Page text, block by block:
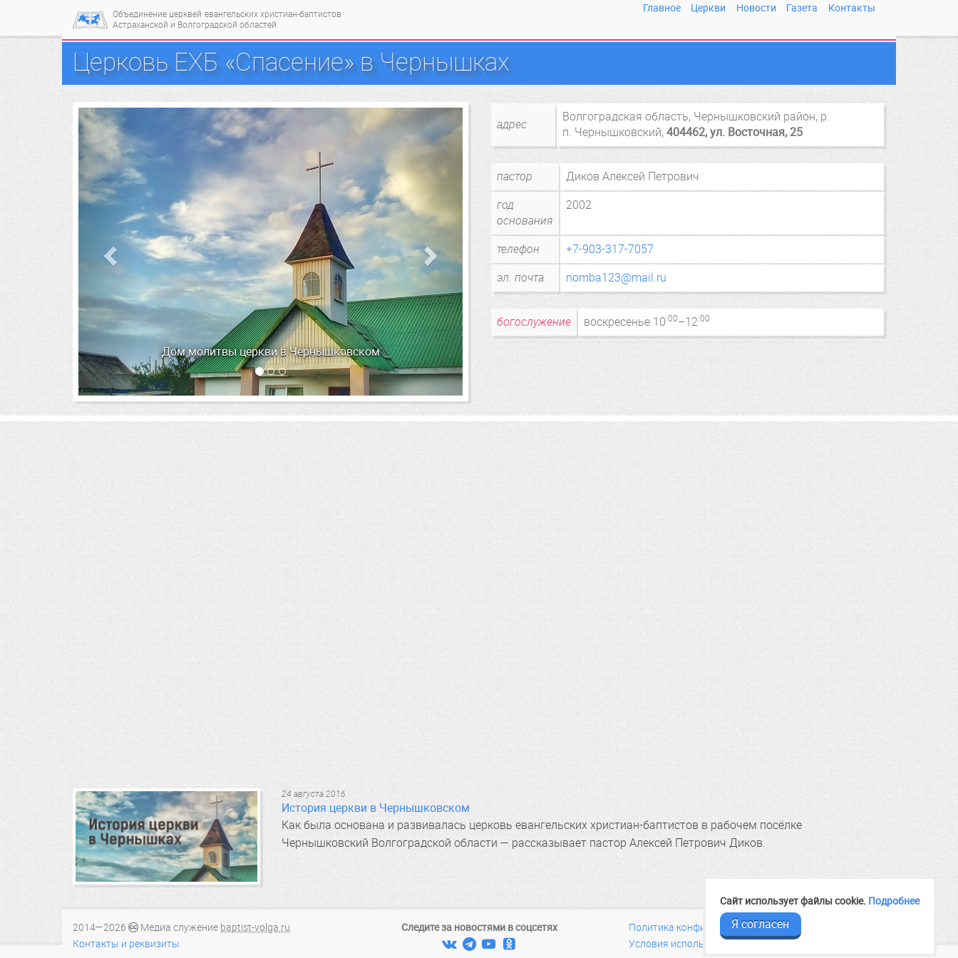
Объединение церквей евангельских христиан-баптистов
Астраханской и Волгоградской областей
Главное Церкви Новости Газета Контакты
Церковь ЕХБ «Спасение» в Чернышках
Дом молитвы церкви в Чернышковском
адрес
Волгоградская область, Чернышковский район, р.
п. Чернышковский, 404462, ул. Восточная, 25
пастор Диков Алексей Петрович
год
основания
2002
телефон +7-903-317-7057
эл. почта nomba123@mail.ru
богослужение воскресенье 10:00–12:00
24 августа 2016
История церкви в Чернышковском
Как была основана и развивалась церковь евангельских христиан-баптистов в рабочем посёлке
Чернышковский Волгоградской области — рассказывает пастор Алексей Петрович Диков.
2014—2026 Медиа служение baptist-volga.ru
Контакты и реквизиты
Следите за новостями в соцсетях
   
Политика конфиденциальности
Условия использования материалов
Сайт использует файлы cookie. Подробнее
Я согласен